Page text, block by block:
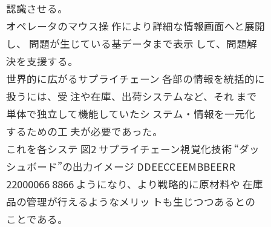
認識させる。
オペレータのマウス操 作により詳細な情報画面へと展開
し、 問題が生じている基データまで表示 して、問題解
決を支援する。
世界的に広がるサプライチェーン 各部の情報を統括的に
扱うには、受 注や在庫、出荷システムなど、それ まで
単体で独立して機能していたシ ステム・情報を一元化
するための工 夫が必要であった。
これを各システ 図2 サプライチェーン視覚化技術 “ダッ
シュボード”の出力イメージ DDEECCEEMBBEERR
22000066 8866 ようになり、より戦略的に原材料や 在庫
品の管理が行えるようなメリッ トも生じつつあるとの
ことである。